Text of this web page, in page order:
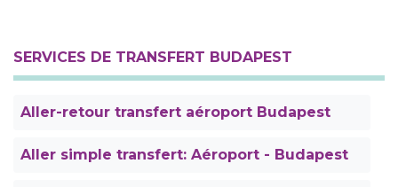
SERVICES DE TRANSFERT BUDAPEST
Aller-retour transfert aéroport Budapest
Aller simple transfert: Aéroport - Budapest